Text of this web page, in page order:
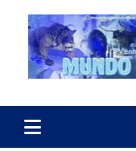
Jornal